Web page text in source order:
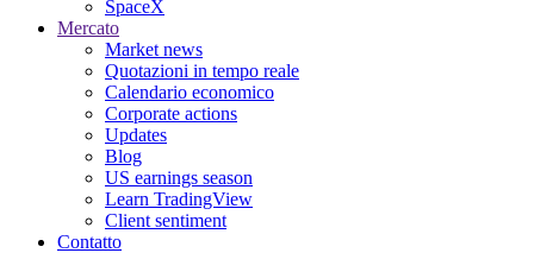
SpaceX
Mercato
Market news
Quotazioni in tempo reale
Calendario economico
Corporate actions
Updates
Blog
US earnings season
Learn TradingView
Client sentiment
Contatto